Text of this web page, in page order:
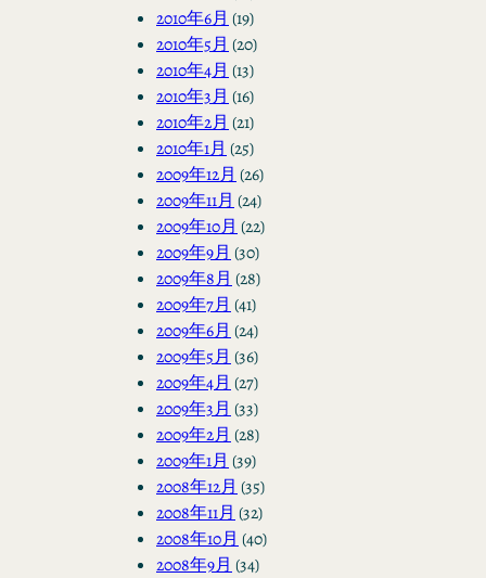
2010年6月 (19)
2010年5月 (20)
2010年4月 (13)
2010年3月 (16)
2010年2月 (21)
2010年1月 (25)
2009年12月 (26)
2009年11月 (24)
2009年10月 (22)
2009年9月 (30)
2009年8月 (28)
2009年7月 (41)
2009年6月 (24)
2009年5月 (36)
2009年4月 (27)
2009年3月 (33)
2009年2月 (28)
2009年1月 (39)
2008年12月 (35)
2008年11月 (32)
2008年10月 (40)
2008年9月 (34)